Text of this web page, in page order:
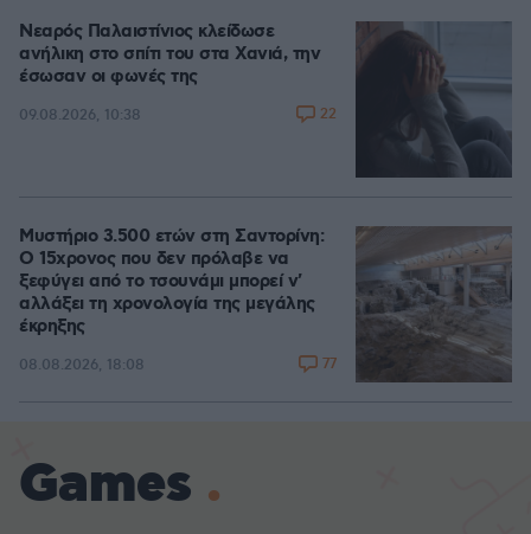
Νεαρός Παλαιστίνιος κλείδωσε
ανήλικη στο σπίτι του στα Χανιά, την
έσωσαν οι φωνές της
09.08.2026, 10:38 22
Μυστήριο 3.500 ετών στη Σαντορίνη:
Ο 15χρονος που δεν πρόλαβε να
ξεφύγει από το τσουνάμι μπορεί ν'
αλλάξει τη χρονολογία της μεγάλης
έκρηξης
08.08.2026, 18:08 77
Games